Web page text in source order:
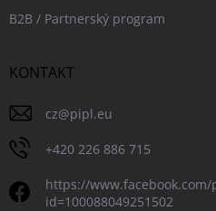
B2B / Partnerský program
KONTAKT
cz@pipl.eu
+420 226 886 715
https://
id=100088049251502